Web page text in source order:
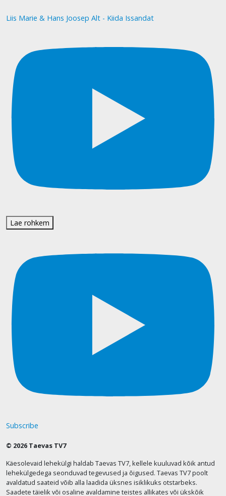
Liis Marie & Hans Joosep Alt - Kiida Issandat
Lae rohkem
Subscribe
© 2026 Taevas TV7
Käesolevaid lehekülgi haldab Taevas TV7, kellele kuuluvad kõik antud
lehekülgedega seonduvad tegevused ja õigused. Taevas TV7 poolt
avaldatud saateid võib alla laadida üksnes isiklikuks otstarbeks.
Saadete täielik või osaline avaldamine teistes allikates või ükskõik